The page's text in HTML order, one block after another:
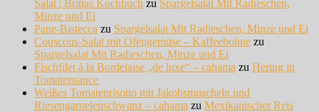
Salat | Brittas Kochbuch zu Spargelsalat Mit Radieschen,
Minze und Ei
Pane-Bistecca zu Spargelsalat Mit Radieschen, Minze und Ei
Couscous-Salat mit Ofengemüse – Kaffeebohne zu
Spargelsalat Mit Radieschen, Minze und Ei
Fischfilet à la Bordelaise „de luxe“ – cahama zu Hering in
Tomatensauce
Weißes Tomatenrisotto mit Jakobsmuscheln und
Riesengarnelenschwanz – cahama zu Mexikanischer Reis